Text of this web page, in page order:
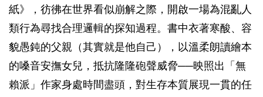
紙》，彷彿在世界看似崩解之際，開啟一場為混亂人
類行為尋找合理邏輯的探知過程。書中衣著寒酸、容
貌愚鈍的父親（其實就是他自己），以溫柔朗讀繪本
的嗓音安撫女兒，抵抗隆隆砲聲威脅──映照出「無
賴派」作家身處時間盡頭，對生存本質展現一貫的任